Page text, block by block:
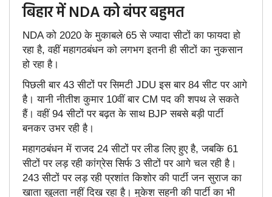
बिहार में NDA को बंपर बहुमत
NDA को 2020 के मुकाबले 65 से ज्यादा सीटों का फायदा हो
रहा है, वहीं महागठबंधन को लगभग इतनी ही सीटों का नुकसान
हो रहा है।
पिछली बार 43 सीटों पर सिमटी JDU इस बार 84 सीट पर आगे
है। यानी नीतीश कुमार 10वीं बार CM पद की शपथ ले सकते
हैं। वहीं 94 सीटों पर बढ़त के साथ BJP सबसे बड़ी पार्टी
बनकर उभर रही है।
महागठबंधन में राजद 24 सीटों पर लीड लिए हुए है, जबकि 61
सीटों पर लड़ रही कांग्रेस सिर्फ 3 सीटों पर आगे चल रही है।
243 सीटों पर लड़ रही प्रशांत किशोर की पार्टी जन सुराज का
खाता खुलता नहीं दिख रहा है। मुकेश सहनी की पार्टी का भी